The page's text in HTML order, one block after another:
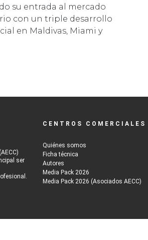
su entrada al mercado
con un triple desarrollo
en Maldivas, Miami y
ser
CENTROS COMERCIALES
Quiénes somos
Ficha técnica
Autores
Media Pack 2026
Media Pack 2026 (Asociados AECC)